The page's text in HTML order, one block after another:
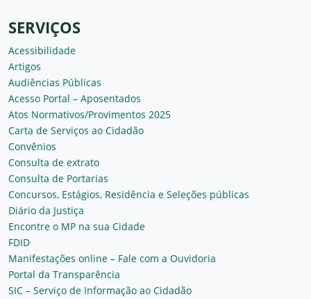
SERVIÇOS
Acessibilidade
Artigos
Audiências Públicas
Acesso Portal – Aposentados
Atos Normativos/Provimentos 2025
Carta de Serviços ao Cidadão
Convênios
Consulta de extrato
Consulta de Portarias
Concursos, Estágios, Residência e Seleções públicas
Diário da Justiça
Encontre o MP na sua Cidade
FDID
Manifestações online – Fale com a Ouvidoria
Portal da Transparência
SIC – Serviço de Informação ao Cidadão